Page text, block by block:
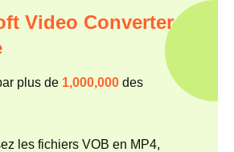
Video Converter
plus de 1,000,000 des
les fichiers VOB en MP4,